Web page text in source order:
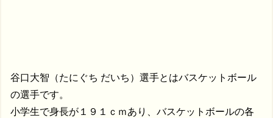
谷口大智（たにぐち だいち）選手とはバスケットボール
の選手です。
小学生で身長が１９１ｃｍあり、バスケットボールの各